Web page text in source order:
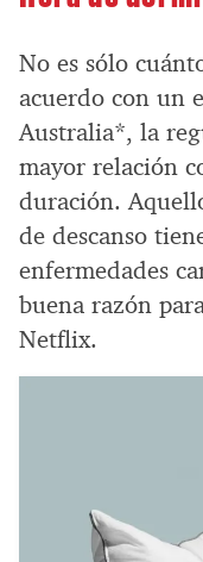
No es sólo
acuerdo con un
Australia*, la
mayor relación
duración.
de descanso
enfermedades
buena razón
Netflix.